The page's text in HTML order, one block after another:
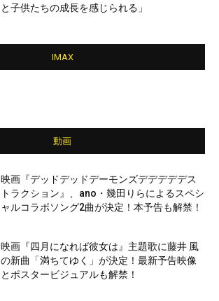
と子供たちの成長を感じられる」
IMAX
動画
映画『デッドデッドデーモンズデデデデデス
トラクション』、ano・幾田りらによるスペシ
ャルコラボソング2曲が決定！本予告も解禁！
映画『四月になれば彼女は』主題歌に藤井 風
の新曲「満ちてゆく」が決定！最新予告映像
とポスタービジュアルも解禁！